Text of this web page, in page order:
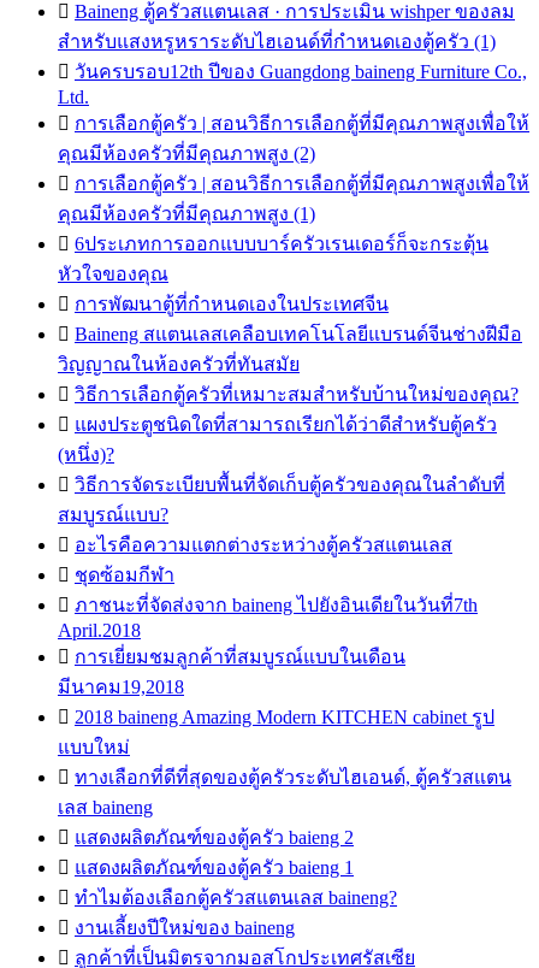
 Baineng ตู้ครัวสแตนเลส · การประเมิน wishper ของลม
สำหรับแสงหรูหราระดับไฮเอนด์ที่กำหนดเองตู้ครัว (1)
 วันครบรอบ12th ปีของ Guangdong baineng Furniture Co.,
Ltd.
 การเลือกตู้ครัว | สอนวิธีการเลือกตู้ที่มีคุณภาพสูงเพื่อให้
คุณมีห้องครัวที่มีคุณภาพสูง (2)
 การเลือกตู้ครัว | สอนวิธีการเลือกตู้ที่มีคุณภาพสูงเพื่อให้
คุณมีห้องครัวที่มีคุณภาพสูง (1)
 6ประเภทการออกแบบบาร์ครัวเรนเดอร์ก็จะกระตุ้น
หัวใจของคุณ
 การพัฒนาตู้ที่กำหนดเองในประเทศจีน
 Baineng สแตนเลสเคลือบเทคโนโลยีแบรนด์จีนช่างฝีมือ
วิญญาณในห้องครัวที่ทันสมัย
 วิธีการเลือกตู้ครัวที่เหมาะสมสำหรับบ้านใหม่ของคุณ?
 แผงประตูชนิดใดที่สามารถเรียกได้ว่าดีสำหรับตู้ครัว
(หนึ่ง)?
 วิธีการจัดระเบียบพื้นที่จัดเก็บตู้ครัวของคุณในลำดับที่
สมบูรณ์แบบ?
 อะไรคือความแตกต่างระหว่างตู้ครัวสแตนเลส
 ชุดซ้อมกีฬา
 ภาชนะที่จัดส่งจาก baineng ไปยังอินเดียในวันที่7th
April.2018
 การเยี่ยมชมลูกค้าที่สมบูรณ์แบบในเดือน
มีนาคม19,2018
 2018 baineng Amazing Modern KITCHEN cabinet รูป
แบบใหม่
 ทางเลือกที่ดีที่สุดของตู้ครัวระดับไฮเอนด์, ตู้ครัวสแตน
เลส baineng
 แสดงผลิตภัณฑ์ของตู้ครัว baieng 2
 แสดงผลิตภัณฑ์ของตู้ครัว baieng 1
 ทำไมต้องเลือกตู้ครัวสแตนเลส baineng?
 งานเลี้ยงปีใหม่ของ baineng
 ลูกค้าที่เป็นมิตรจากมอสโกประเทศรัสเซีย